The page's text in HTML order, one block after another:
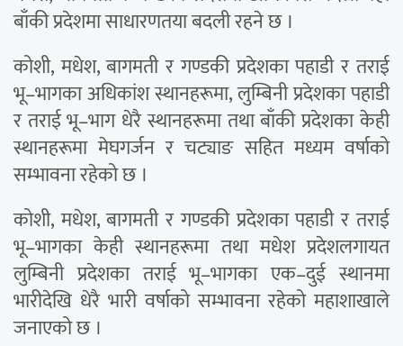
बाँकी प्रदेशमा साधारणतया बदली रहने छ ।
कोशी, मधेश, बागमती र गण्डकी प्रदेशका पहाडी र तराई
भू–भागका अधिकांश स्थानहरूमा, लुम्बिनी प्रदेशका पहाडी
र तराई भू–भाग धेरै स्थानहरूमा तथा बाँकी प्रदेशका केही
स्थानहरूमा मेघगर्जन र चट्याङ सहित मध्यम वर्षाको
सम्भावना रहेको छ ।
कोशी, मधेश, बागमती र गण्डकी प्रदेशका पहाडी र तराई
भू–भागका केही स्थानहरूमा तथा मधेश प्रदेशलगायत
लुम्बिनी प्रदेशका तराई भू–भागका एक–दुई स्थानमा
भारीदेखि धेरै भारी वर्षाको सम्भावना रहेको महाशाखाले
जनाएको छ ।